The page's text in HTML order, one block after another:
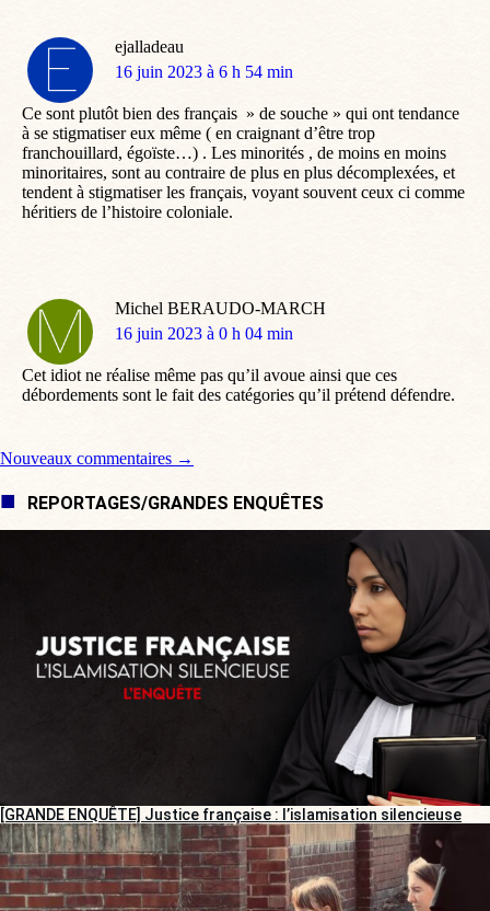
ejalladeau
dit
16 juin 2023 à 6 h 54 min
Ce sont plutôt bien des français » de souche » qui ont tendance
à se stigmatiser eux même ( en craignant d’être trop
franchouillard, égoïste…) . Les minorités , de moins en moins
minoritaires, sont au contraire de plus en plus décomplexées, et
tendent à stigmatiser les français, voyant souvent ceux ci comme
héritiers de l’histoire coloniale.
Michel BERAUDO-MARCH
dit
16 juin 2023 à 0 h 04 min
Cet idiot ne réalise même pas qu’il avoue ainsi que ces
débordements sont le fait des catégories qu’il prétend défendre.
Navigation de commentaire
Nouveaux commentaires →
REPORTAGES/GRANDES ENQUÊTES
[GRANDE ENQUÊTE] Justice française : l’islamisation silencieuse